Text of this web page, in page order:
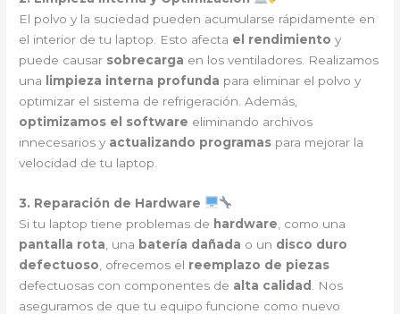
El polvo y la suciedad pueden acumularse rápidamente en
el interior de tu laptop. Esto afecta el rendimiento y
puede causar sobrecarga en los ventiladores. Realizamos
una
limpieza interna profunda para eliminar el polvo y
optimizar el sistema de refrigeración. Además,
optimizamos el software eliminando archivos
innecesarios y actualizando programas para mejorar la
velocidad de tu laptop.
3. Reparación de Hardware
Si tu laptop tiene problemas de hardware , como una
pantalla rota , una batería dañada o un disco duro
defectuoso , ofrecemos el reemplazo de piezas
defectuosas con componentes de alta calidad . Nos
aseguramos de que tu equipo funcione como nuevo